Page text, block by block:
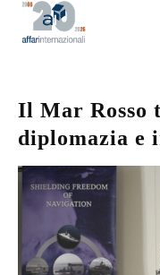
Il Mar Rosso
diplomazia e